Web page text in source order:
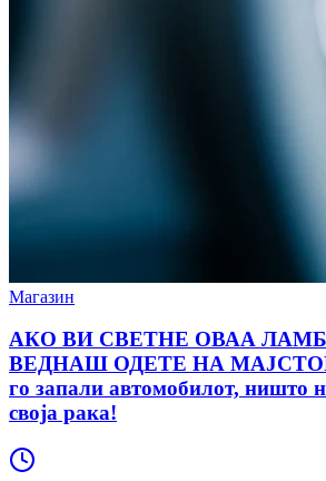
Магазин
АКО ВИ СВЕТНЕ ОВАА
ВЕДНАШ ОДЕТЕ НА МАЈСТОР:
го запали автомобилот, ништо
своја рака!